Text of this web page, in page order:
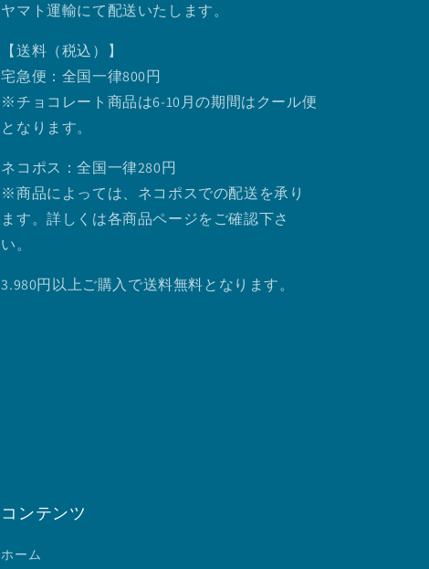
ヤマト運輸にて配送いたします。
【送料（税込）】
宅急便：全国一律800円
※チョコレート商品は6-10月の期間はクール便
となります。
ネコポス：全国一律280円
※商品によっては、ネコポスでの配送を承り
ます。詳しくは各商品ページをご確認下さ
い。
3.980円以上ご購入で送料無料となります。
コンテンツ
ホーム